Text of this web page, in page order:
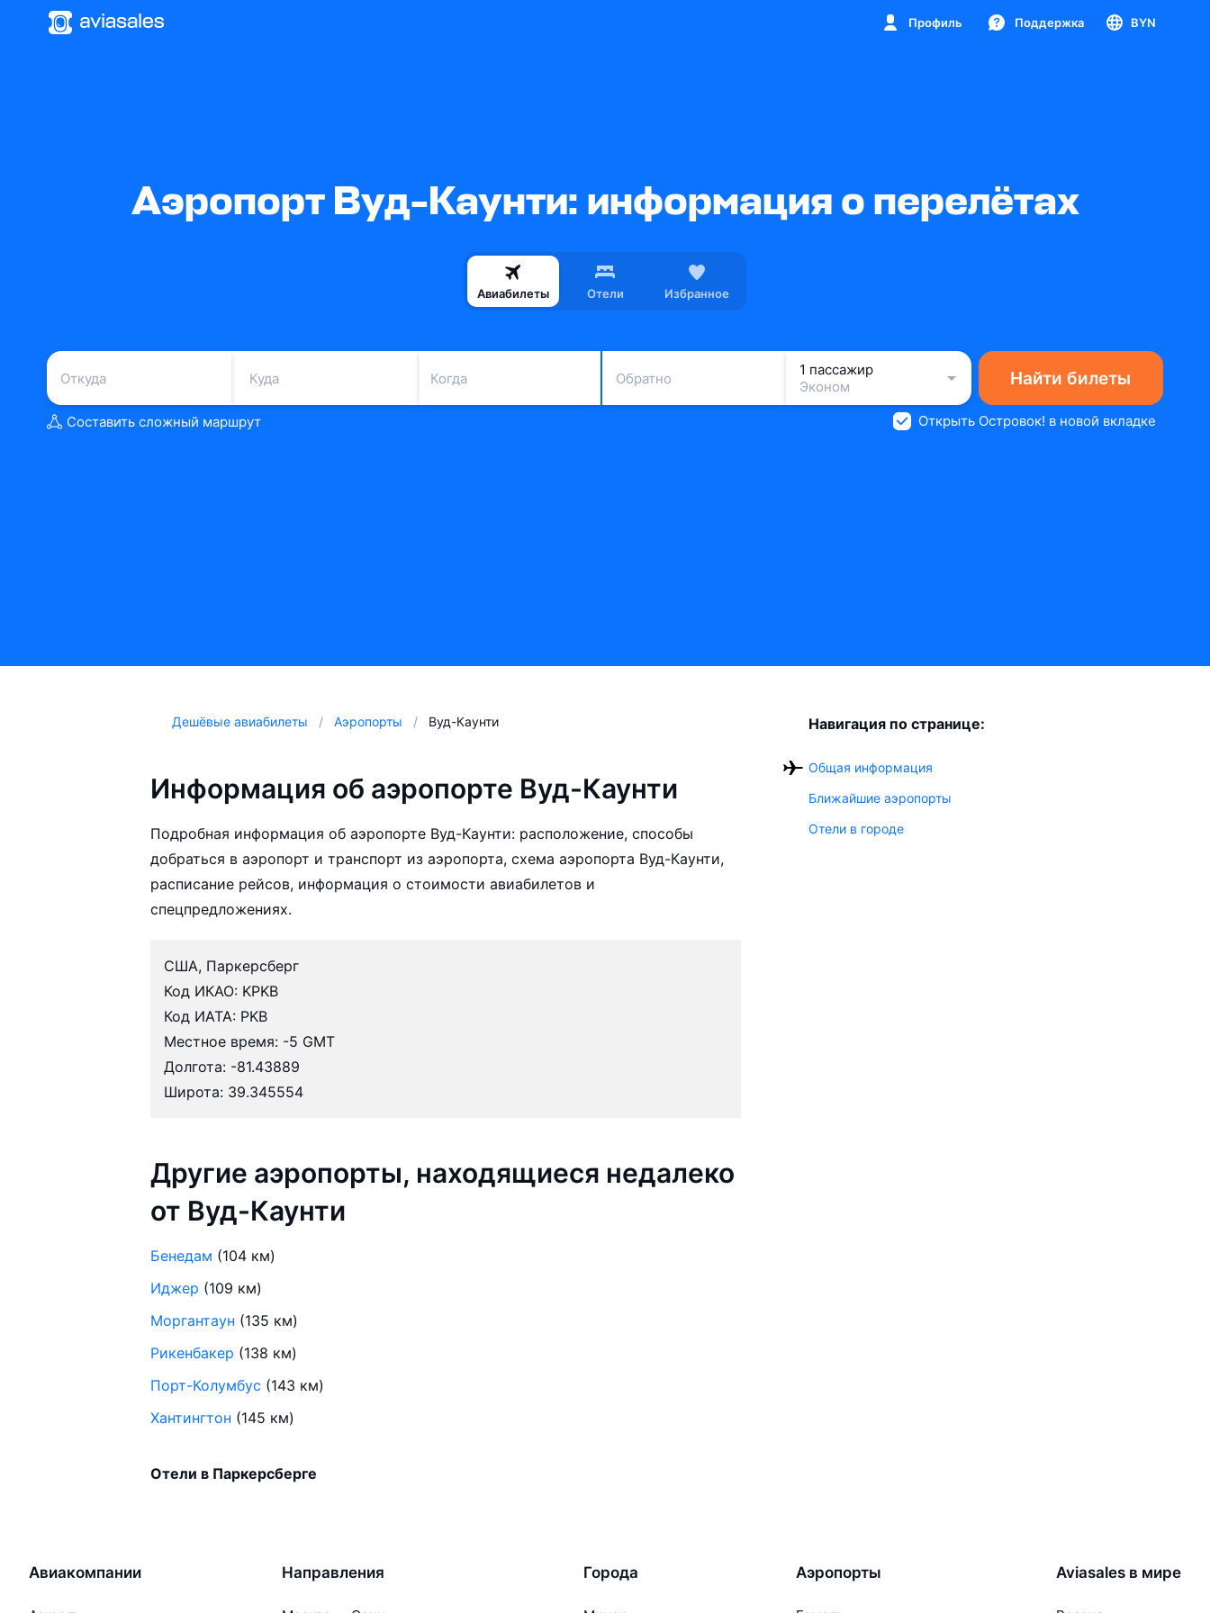
Профиль Поддержка BYN
Аэропорт Вуд-Каунти: информация о перелётах
Авиабилеты Отели Избранное
Когда Обратно
1 пассажир
Эконом
Найти билеты
Составить сложный маршрут Открыть Островок! в новой вкладке
Дешёвые авиабилеты Аэропорты Вуд-Каунти
Информация об аэропорте Вуд-Каунти
Подробная информация об аэропорте Вуд-Каунти: расположение, способы
добраться в аэропорт и транспорт из аэропорта, схема аэропорта Вуд-Каунти,
расписание рейсов, информация о стоимости авиабилетов и
спецпредложениях.
США, Паркерсберг
Код ИКАО: KPKB
Код ИАТА: PKB
Местное время: -5 GMT
Долгота: -81.43889
Широта: 39.345554
Другие аэропорты, находящиеся недалеко
от Вуд-Каунти
Бенедам (104 км)
Иджер (109 км)
Моргантаун (135 км)
Рикенбакер (138 км)
Порт-Колумбус (143 км)
Хантингтон (145 км)
Отели в Паркерсберге
Навигация по странице:
Общая информация
Ближайшие аэропорты
Отели в городе
Авиакомпании Направления Города Аэропорты Aviasales в мире